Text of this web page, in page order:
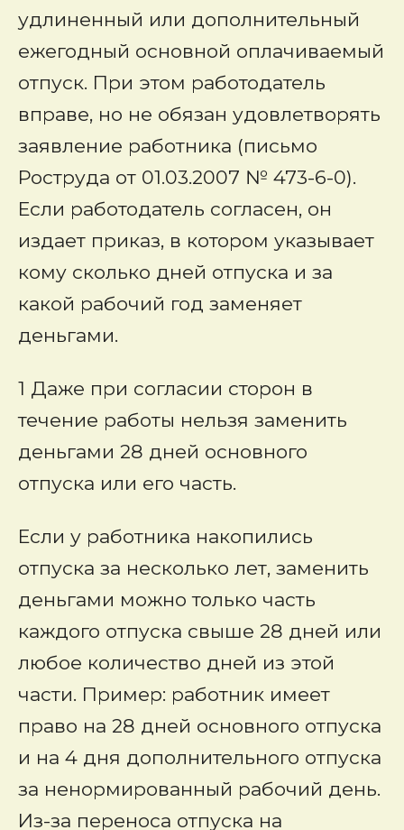
удлиненный или дополнительный
ежегодный основной оплачиваемый
отпуск. При этом работодатель
вправе, но не обязан удовлетворять
заявление работника (письмо
Роструда от 01.03.2007 № 473-6-0).
Если работодатель согласен, он
издает приказ, в котором указывает
кому сколько дней отпуска и за
какой рабочий год заменяет
деньгами.
1 Даже при согласии сторон в
течение работы нельзя заменить
деньгами 28 дней основного
отпуска или его часть.
Если у работника накопились
отпуска за несколько лет, заменить
деньгами можно только часть
каждого отпуска свыше 28 дней или
любое количество дней из этой
части. Пример: работник имеет
право на 28 дней основного отпуска
и на 4 дня дополнительного отпуска
за ненормированный рабочий день.
Из-за переноса отпуска на